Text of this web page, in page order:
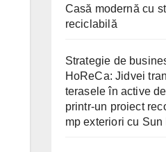
Casă modernă cu
reciclabilă
Strategie de
HoReCa: Jidvei
terasele în active
printr-un proiect
mp exteriori cu Sun